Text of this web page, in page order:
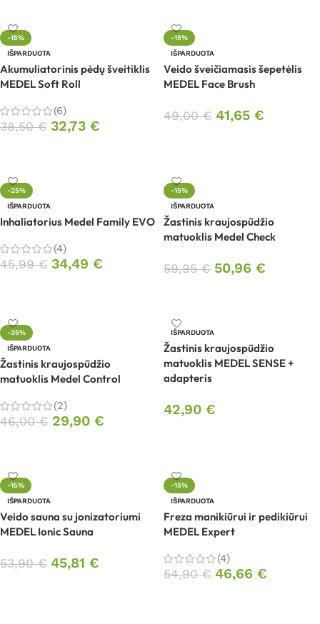
-15%
IŠPARDUOTA
Akumuliatorinis pėdų šveitiklis
MEDEL Soft Roll
(6)
38,50€ 32,73 €
-15%
IŠPARDUOTA
Veido šveičiamasis šepetėlis
MEDEL Face Brush
49,00€ 41,65 €
-25%
IŠPARDUOTA
Inhaliatorius Medel Family EVO
(4)
45,99€ 34,49 €
-15%
IŠPARDUOTA
Žastinis kraujospūdžio
matuoklis Medel Check
59,95€ 50,96 €
-35%
IŠPARDUOTA
Žastinis kraujospūdžio
matuoklis Medel Control
(2)
46,00€ 29,90 €
IŠPARDUOTA
Žastinis kraujospūdžio
matuoklis MEDEL SENSE +
adapteris
42,90 €
-15%
IŠPARDUOTA
Veido sauna su jonizatoriumi
MEDEL Ionic Sauna
53,90€ 45,81 €
-15%
IŠPARDUOTA
Freza manikiūrui ir pedikiūrui
MEDEL Expert
(4)
54,90€ 46,66 €